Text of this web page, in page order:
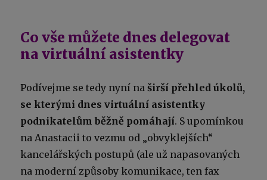
Co vše můžete dnes delegovat
na virtuální asistentky
Podívejme se tedy nyní naširší přehled úkolů,
se kterými dnes virtuální asistentky
podnikatelům běžně pomáhají. S upomínkou
na Anastacii to vezmu od „obvyklejších“
kancelářských postupů (ale už napasovaných
na moderní způsoby komunikace, ten fax